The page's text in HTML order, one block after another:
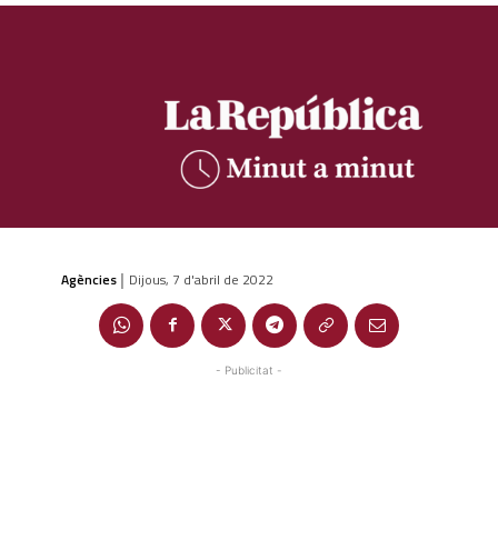
Agències | Dijous, 7 d'abril de 2022
- Publicitat -